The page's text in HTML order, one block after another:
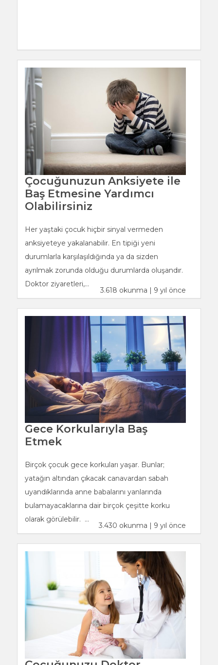
Çocuğunuzun Anksiyete ile
Baş Etmesine Yardımcı
Olabilirsiniz
Her yaştaki çocuk hiçbir sinyal vermeden
anksiyeteye yakalanabilir. En tipiği yeni
durumlarla karşılaşıldığında ya da sizden
ayrılmak zorunda olduğu durumlarda oluşandır.
Doktor ziyaretleri,...
3.618 okunma | 9 yıl önce
Gece Korkularıyla Baş
Etmek
Birçok çocuk gece korkuları yaşar. Bunlar;
yatağın altından çıkacak canavardan sabah
uyandıklarında anne babalarını yanlarında
bulamayacaklarına dair birçok çeşitte korku
olarak görülebilir. ...
3.430 okunma | 9 yıl önce